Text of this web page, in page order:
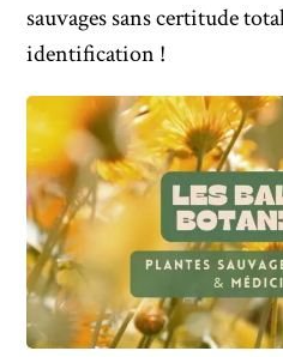
sauvages sans certitude
identification !